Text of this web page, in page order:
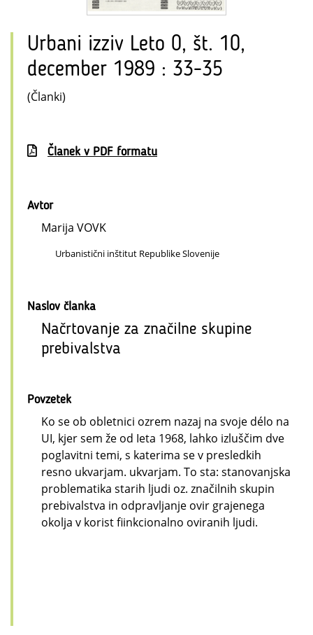
Urbani izziv Leto 0, št. 10,
december 1989 : 33-35
(Članki)
Članek v PDF formatu
Avtor
Marija VOVK
Urbanistični inštitut Republike Slovenije
Naslov članka
Načrtovanje za značilne skupine
prebivalstva
Povzetek
Ko se ob obletnici ozrem nazaj na svoje délo na
UI, kjer sem že od Ieta 1968, lahko izluščim dve
poglavitni temi, s katerima se v presledkih
resno ukvarjam. ukvarjam. To sta: stanovanjska
problematika starih ljudi oz. značilnih skupin
prebivalstva in odpravljanje ovir grajenega
okolja v korist fiinkcionalno oviranih ljudi.